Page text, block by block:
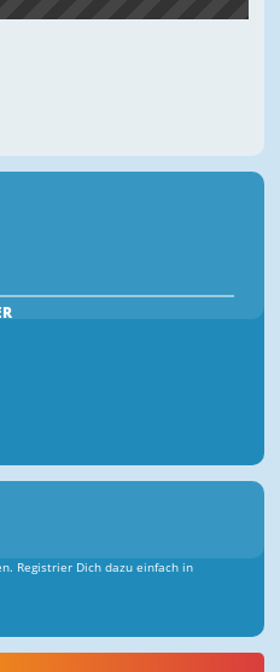
Registrier Dich dazu einfach in